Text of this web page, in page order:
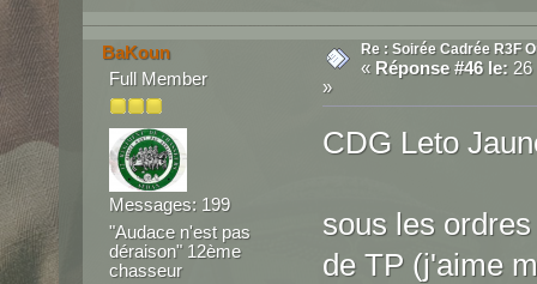
BaKoun
Full Member
Messages: 199
"Audace n'est pas
déraison" 12ème
chasseur
Re : Soirée Cadrée R3F
« Réponse #46 le:26
»
CDG Leto
sous les
de TP (j'aime